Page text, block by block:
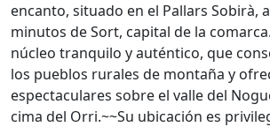
encanto, situado en el Pallars Sobirà,
minutos de Sort, capital de la
núcleo tranquilo y auténtico, que
los pueblos rurales de montaña y
espectaculares sobre el valle del
cima del Orri.~~Su ubicación es